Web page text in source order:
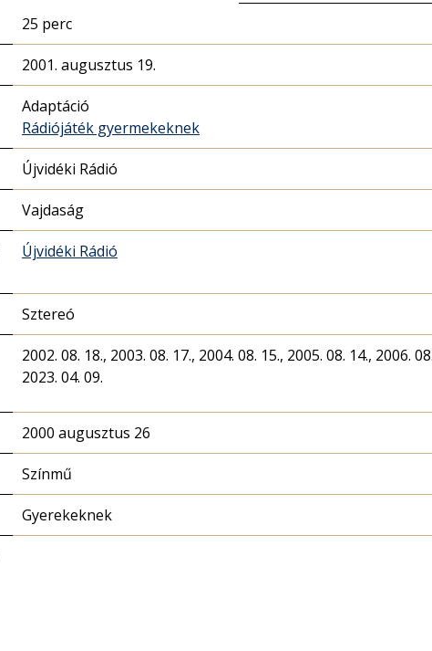
25 perc
2001. augusztus 19.
Adaptáció
Rádiójáték gyermekeknek
Újvidéki Rádió
Vajdaság
Újvidéki Rádió
Sztereó
2002. 08. 18., 2003. 08. 17., 2004. 08. 15., 2005. 08. 14., 2006.
2023. 04. 09.
2000 augusztus 26
Színmű
Gyerekeknek